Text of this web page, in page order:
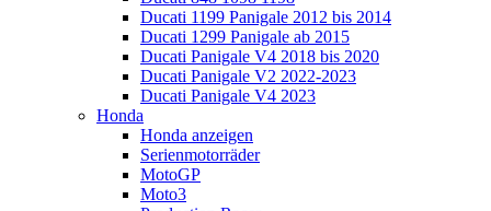
Ducati 1199 Panigale 2012 bis 2014
Ducati 1299 Panigale ab 2015
Ducati Panigale V4 2018 bis 2020
Ducati Panigale V2 2022-2023
Ducati Panigale V4 2023
Honda
Honda anzeigen
Serienmotorräder
MotoGP
Moto3